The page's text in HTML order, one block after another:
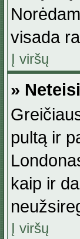
visada
Į viršų
»
pultą ir
kaip ir
Į viršų